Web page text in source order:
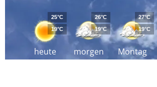
heute
25°C
19°C
morgen
26°C
19°C
Montag
27°C
19°C